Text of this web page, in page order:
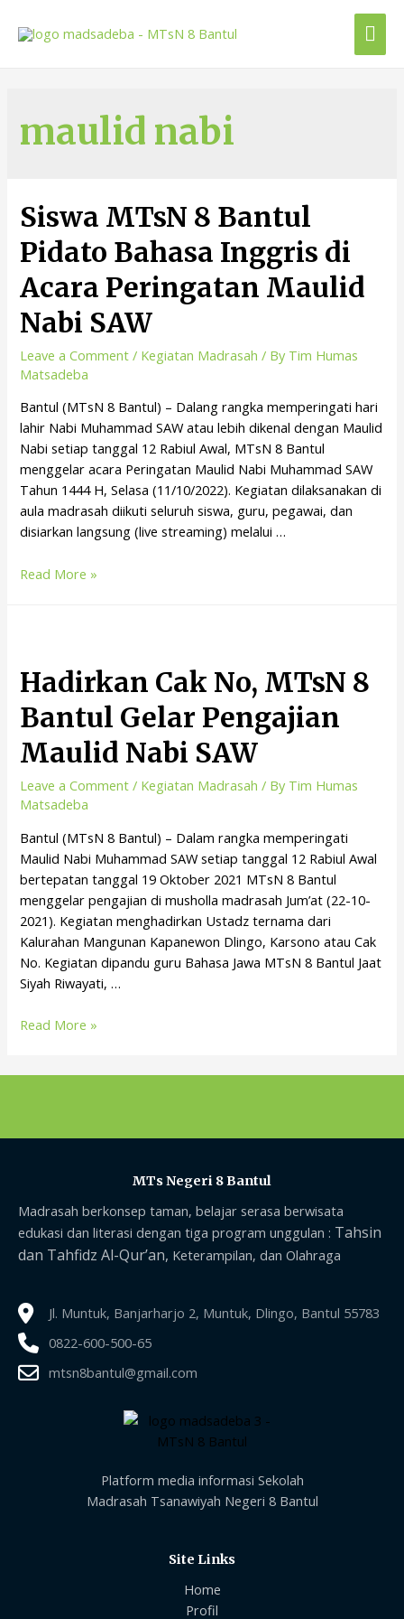
maulid nabi
Siswa MTsN 8 Bantul
Pidato Bahasa Inggris di
Acara Peringatan Maulid
Nabi SAW
Leave a Comment / Kegiatan Madrasah / By Tim Humas
Matsadeba
Bantul (MTsN 8 Bantul) – Dalang rangka memperingati hari
lahir Nabi Muhammad SAW atau lebih dikenal dengan Maulid
Nabi setiap tanggal 12 Rabiul Awal, MTsN 8 Bantul
menggelar acara Peringatan Maulid Nabi Muhammad SAW
Tahun 1444 H, Selasa (11/10/2022). Kegiatan dilaksanakan di
aula madrasah diikuti seluruh siswa, guru, pegawai, dan
disiarkan langsung (live streaming) melalui …
Read More »
Hadirkan Cak No, MTsN 8
Bantul Gelar Pengajian
Maulid Nabi SAW
Leave a Comment / Kegiatan Madrasah / By Tim Humas
Matsadeba
Bantul (MTsN 8 Bantul) – Dalam rangka memperingati
Maulid Nabi Muhammad SAW setiap tanggal 12 Rabiul Awal
bertepatan tanggal 19 Oktober 2021 MTsN 8 Bantul
menggelar pengajian di musholla madrasah Jum’at (22-10-
2021). Kegiatan menghadirkan Ustadz ternama dari
Kalurahan Mangunan Kapanewon Dlingo, Karsono atau Cak
No. Kegiatan dipandu guru Bahasa Jawa MTsN 8 Bantul Jaat
Siyah Riwayati, …
Read More »
MTs Negeri 8 Bantul
Madrasah berkonsep taman, belajar serasa berwisata
edukasi dan literasi dengan tiga program unggulan : Tahsin
dan Tahfidz Al-Qur’an, Keterampilan, dan Olahraga
Jl. Muntuk, Banjarharjo 2, Muntuk, Dlingo, Bantul 55783
0822-600-500-65
mtsn8bantul@gmail.com
Platform media informasi Sekolah
Madrasah Tsanawiyah Negeri 8 Bantul
Site Links
Home
Profil